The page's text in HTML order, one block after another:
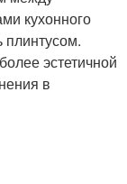
кухонного
плинтусом.
эстетичной
в